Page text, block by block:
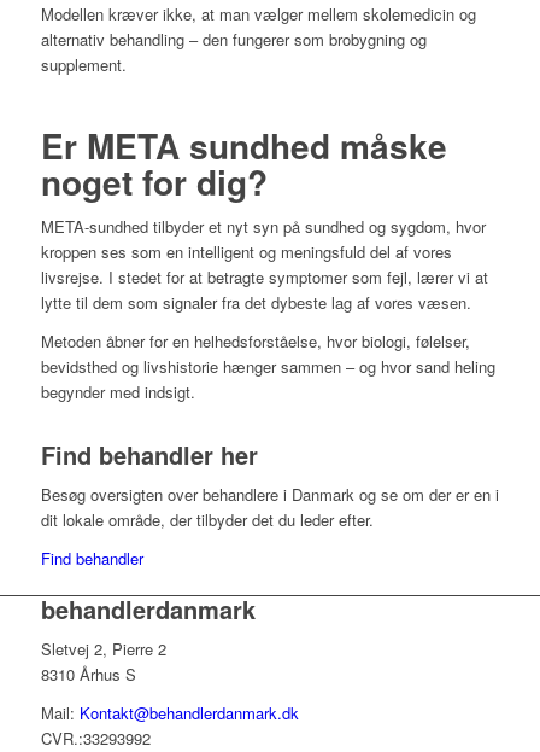
Modellen kræver ikke, at man vælger mellem skolemedicin og
alternativ behandling – den fungerer som brobygning og
supplement.
Er META sundhed måske
noget for dig?
META-sundhed tilbyder et nyt syn på sundhed og sygdom, hvor
kroppen ses som en intelligent og meningsfuld del af vores
livsrejse. I stedet for at betragte symptomer som fejl, lærer vi at
lytte til dem som signaler fra det dybeste lag af vores væsen.
Metoden åbner for en helhedsforståelse, hvor biologi, følelser,
bevidsthed og livshistorie hænger sammen – og hvor sand heling
begynder med indsigt.
Find behandler her
Besøg oversigten over behandlere i Danmark og se om der er en i
dit lokale område, der tilbyder det du leder efter.
Find behandler
behandlerdanmark
Sletvej 2, Pierre 2
8310 Århus S
Mail: Kontakt@behandlerdanmark.dk
CVR.:33293992